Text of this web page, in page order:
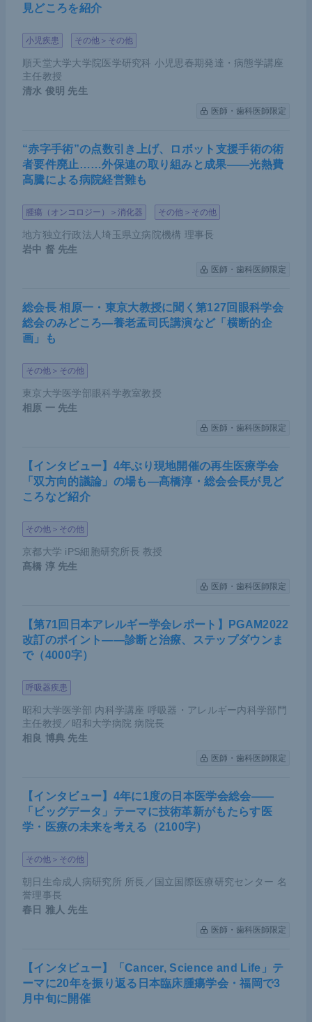
見どころを紹介
小児疾患 その他＞その他
順天堂大学大学院医学研究科 小児思春期発達・病態学講座
主任教授
清水 俊明 先生
医師・歯科医師限定
“赤字手術”の点数引き上げ、ロボット支援手術の術
者要件廃止……外保連の取り組みと成果――光熱費
高騰による病院経営難も
腫瘍（オンコロジー）＞消化器 その他＞その他
地方独立行政法人埼玉県立病院機構 理事長
岩中 督 先生
医師・歯科医師限定
総会長 相原一・東京大教授に聞く第127回眼科学会
総会のみどころ―養老孟司氏講演など「横断的企
画」も
その他＞その他
東京大学医学部眼科学教室教授
相原 一 先生
医師・歯科医師限定
【インタビュー】4年ぶり現地開催の再生医療学会
「双方向的議論」の場も―髙橋淳・総会会長が見ど
ころなど紹介
その他＞その他
京都大学 iPS細胞研究所長 教授
髙橋 淳 先生
医師・歯科医師限定
【第71回日本アレルギー学会レポート】PGAM2022
改訂のポイント――診断と治療、ステップダウンま
で（4000字）
呼吸器疾患
昭和大学医学部 内科学講座 呼吸器・アレルギー内科学部門
主任教授／昭和大学病院 病院長
相良 博典 先生
医師・歯科医師限定
【インタビュー】4年に1度の日本医学会総会――
「ビッグデータ」テーマに技術革新がもたらす医
学・医療の未来を考える（2100字）
その他＞その他
朝日生命成人病研究所 所長／国立国際医療研究センター 名
誉理事長
春日 雅人 先生
医師・歯科医師限定
【インタビュー】「Cancer, Science and Life」テ
ーマに20年を振り返る日本臨床腫瘍学会・福岡で3
月中旬に開催